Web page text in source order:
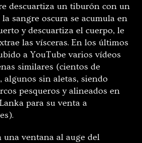
descuartiza un tiburón con un
sangre oscura se acumula en
y descuartiza el cuerpo, le
las vísceras. En los últimos
a YouTube varios vídeos
similares (cientos de
algunos sin aletas, siendo
pesqueros y alineados en
para su venta a
una ventana al auge del